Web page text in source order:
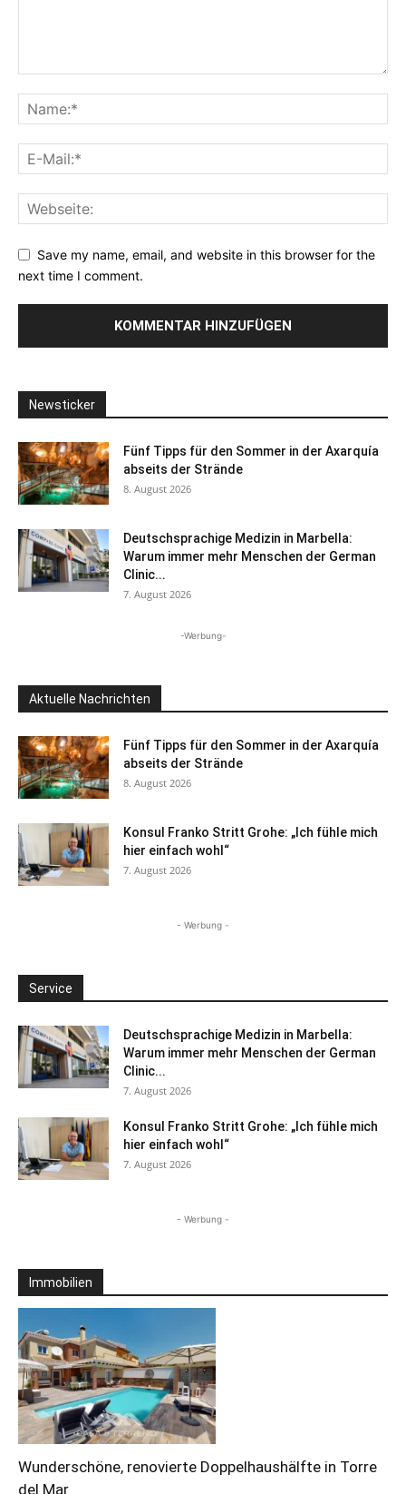
Save my name, email, and website in this browser for the
next time I comment.
Newsticker
Fünf Tipps für den Sommer in der Axarquía
abseits der Strände
8. August 2026
Deutschsprachige Medizin in Marbella:
Warum immer mehr Menschen der German
Clinic...
7. August 2026
-Werbung-
Aktuelle Nachrichten
Fünf Tipps für den Sommer in der Axarquía
abseits der Strände
8. August 2026
Konsul Franko Stritt Grohe: „Ich fühle mich
hier einfach wohl“
7. August 2026
- Werbung -
Service
Deutschsprachige Medizin in Marbella:
Warum immer mehr Menschen der German
Clinic...
7. August 2026
Konsul Franko Stritt Grohe: „Ich fühle mich
hier einfach wohl“
7. August 2026
- Werbung -
Immobilien
Wunderschöne, renovierte Doppelhaushälfte in Torre
del Mar